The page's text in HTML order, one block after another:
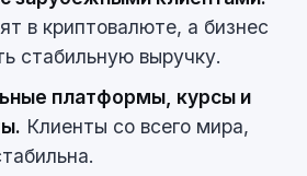
в криптовалюте, а бизнес
стабильную выручку.
платформы, курсы и
Клиенты со всего мира,